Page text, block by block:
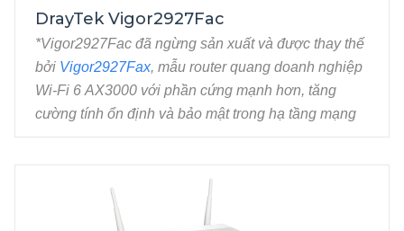
trội.
Đặc tính kỹ thuật
4G LTE Cat 6 Dual SIM, download: 300Mbps
và upload: 50Mbps
Dual-WAN Gigabit, gồm WAN1 Ethernet và
WAN2 có thể chuyển đổi thành LAN (P6)
DrayTek Vigor2927Fac
*Vigor2927Fac đã ngừng sản xuất và được thay thế
bởi Vigor2927Fax, mẫu router quang doanh nghiệp
Wi-Fi 6 AX3000 với phần cứng mạnh hơn, tăng
cường tính ổn định và bảo mật trong hạ tầng mạng
bằng tải Dual-WAN, Wi-Fi AC1300, hỗ trợ 50
kênh VPN, quản lý tập trung với DrayTek Cloud.